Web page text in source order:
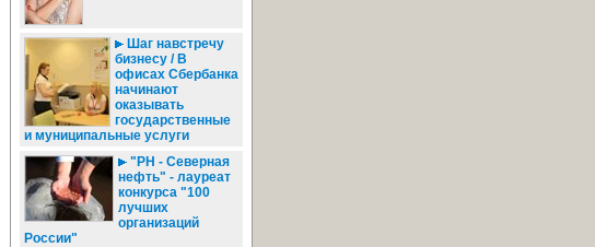
Шаг навстречу
бизнесу / В
офисах Сбербанка
начинают
оказывать
государственные
и муниципальные услуги
"РН - Северная
нефть" - лауреат
конкурса "100
лучших
организаций
России"